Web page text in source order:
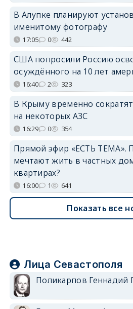
В Алупке планируют
именитому фотографу
17:05 0 442
США попросили Россию
осуждённого на 10 лет
16:40 2 323
В Крыму временно
на некоторых АЗС
16:29 0 354
Прямой эфир «ЕСТЬ ТЕМА».
мечтают жить в частных
квартирах?
16:00 1 641
Показать все
Лица Севастополя
Поликарпов Геннадий